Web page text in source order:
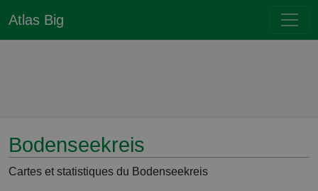
Atlas Big
Bodenseekreis
Cartes et statistiques du Bodenseekreis